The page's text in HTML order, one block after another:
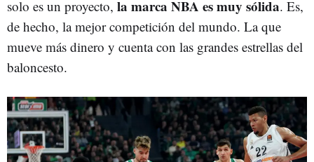
solo es un proyecto, la marca NBA es muy sólida. Es,
de hecho, la mejor competición del mundo. La que
mueve más dinero y cuenta con las grandes estrellas del
baloncesto.